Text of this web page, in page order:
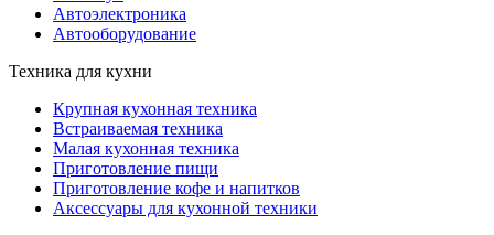
Автоэлектроника
Автооборудование
Техника для кухни
Крупная кухонная техника
Встраиваемая техника
Малая кухонная техника
Приготовление пищи
Приготовление кофе и напитков
Аксессуары для кухонной техники